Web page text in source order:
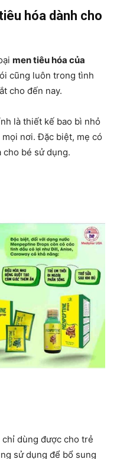
hóa dành cho
men tiêu hóa của
cũng luôn trong tình
cho đến nay.
là thiết kế bao bì nhỏ
nơi. Đặc biệt, mẹ có
cho bé sử dụng.
dùng được cho trẻ
sử dụng để bổ sung